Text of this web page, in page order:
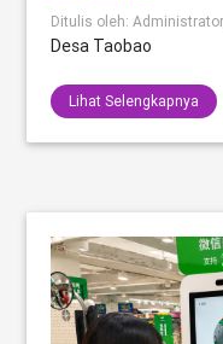
Ditulis oleh: Administrator,
Desa Taobao
Lihat Selengkapnya